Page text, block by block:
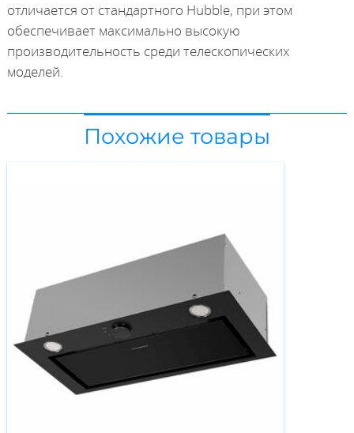
отличается от стандартного Hubble, при этом
обеспечивает максимально высокую
производительность среди телескопических
моделей.
Похожие товары